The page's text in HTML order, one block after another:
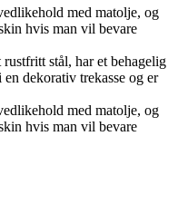
med matolje, og
hvis man vil bevare
stål, har et behagelig
dekorativ trekasse og er
med matolje, og
hvis man vil bevare